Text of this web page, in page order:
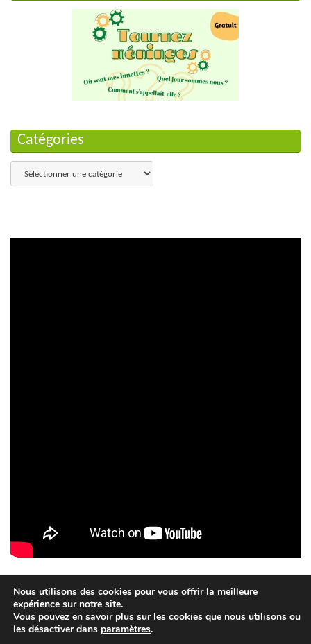
Catégories
Catégories
Création QUEBRIAC - 2015
Nous utilisons des cookies pour vous offrir la meilleure
expérience sur notre site.
Vous pouvez en savoir plus sur les cookies que nous utilisons ou
les désactiver dans paramètres.